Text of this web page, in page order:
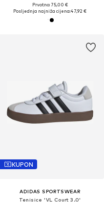
Prvotno: 75,00 €
Posljednja najniža cijena:47,92 €
KUPON
ADIDAS SPORTSWEAR
Tenisice 'VL Court 3.0'